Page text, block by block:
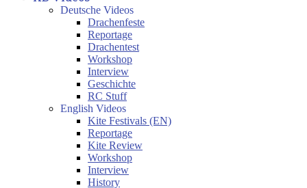
Deutsche Videos
Drachenfeste
Reportage
Drachentest
Workshop
Interview
Geschichte
RC Stuff
English Videos
Kite Festivals (EN)
Reportage
Kite Review
Workshop
Interview
History